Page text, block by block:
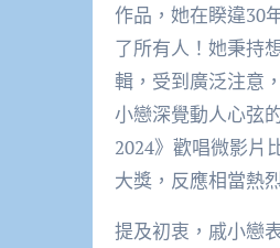
作品，她在睽違30
了所有人！她秉持
輯，受到廣泛注意
小戀深覺動人心弦
2024》歡唱微影片
大獎，反應相當熱
提及初衷，戚小戀